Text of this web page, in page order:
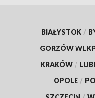
BIAŁYSTOK /
GORZÓW
KRAKÓW /
OPOLE /